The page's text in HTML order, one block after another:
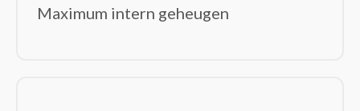
Maximum intern geheugen